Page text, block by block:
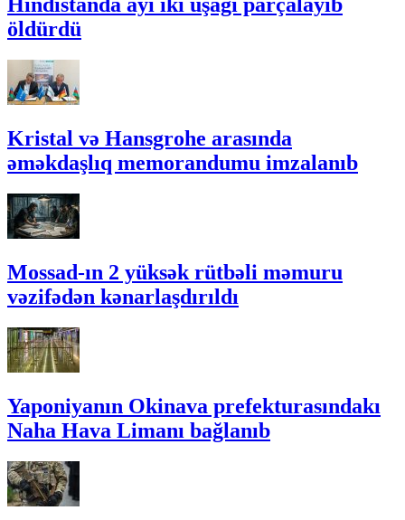
Hindistanda ayı iki uşağı parçalayıb
öldürdü
Kristal və Hansgrohe arasında
əməkdaşlıq memorandumu imzalanıb
Mossad-ın 2 yüksək rütbəli məmuru
vəzifədən kənarlaşdırıldı
Yaponiyanın Okinava prefekturasındakı
Naha Hava Limanı bağlanıb